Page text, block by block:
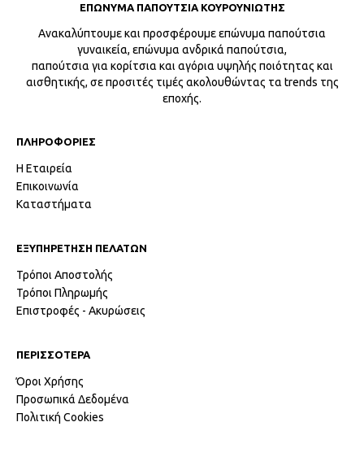
ΕΠΩΝΥΜΑ ΠΑΠΟΥΤΣΙΑ ΚΟΥΡΟΥΝΙΩΤΗΣ
Ανακαλύπτουμε και προσφέρουμε επώνυμα παπούτσια
γυναικεία, επώνυμα ανδρικά παπούτσια,
παπούτσια για κορίτσια και αγόρια υψηλής ποιότητας και
αισθητικής, σε προσιτές τιμές ακολουθώντας τα trends της
εποχής.
ΠΛΗΡΟΦΟΡΙΕΣ
Η Εταιρεία
Επικοινωνία
Καταστήματα
ΕΞΥΠΗΡΕΤΗΣΗ ΠΕΛΑΤΩΝ
Τρόποι Αποστολής
Τρόποι Πληρωμής
Επιστροφές - Ακυρώσεις
ΠΕΡΙΣΣΟΤΕΡΑ
Όροι Χρήσης
Προσωπικά Δεδομένα
Πολιτική Cookies